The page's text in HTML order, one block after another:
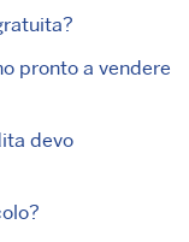
pronto a vendere
devo